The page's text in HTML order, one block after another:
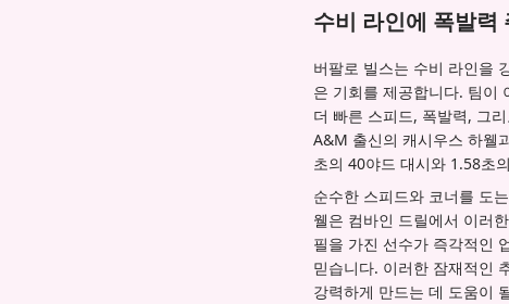
수비 라인에 폭발력
버팔로 빌스는 수비 라인을
은 기회를 제공합니다. 팀이
더 빠른 스피드, 폭발력, 그
A&M 출신의 캐시우스 하웰
초의 40야드 대시와 1.58초
순수한 스피드와 코너를 도
웰은 컴바인 드릴에서 이러
필을 가진 선수가 즉각적인
믿습니다. 이러한 잠재적인
강력하게 만드는 데 도움이